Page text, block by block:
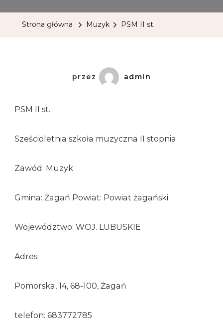
Strona główna Muzyk PSM II st.
przez admin
PSM II st.
Sześcioletnia szkoła muzyczna II stopnia
Zawód: Muzyk
Gmina: Żagań Powiat: Powiat żagański
Województwo: WOJ. LUBUSKIE
Adres:
Pomorska, 14, 68-100, Żagań
telefon: 683772785